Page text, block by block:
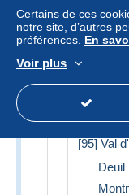
[93]
Saint
[95] Val
Deuil
Certains de ces
notre site, d’autres
préférences. En
Voir plus